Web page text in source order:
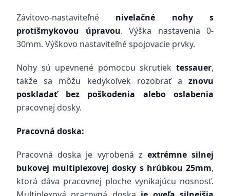
Závitovo-nastaviteľné nivelačné nohy s
protišmykovou úpravou. Výška nastavenia 0-
30mm. Výškovo nastaviteľné spojovacie prvky.
Nohy sú upevnené pomocou skrutiek tessauer,
takže sa môžu kedykoľvek rozobrať a znovu
poskladať bez poškodenia alebo oslabenia
pracovnej dosky.
Pracovná doska:
Pracovná doska je vyrobená z extrémne silnej
bukovej multiplexovej dosky s hrúbkou 25mm,
ktorá dáva pracovnej ploche vynikajúcu nosnosť.